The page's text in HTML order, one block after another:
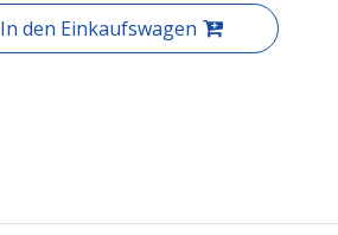
In den Einkaufswagen